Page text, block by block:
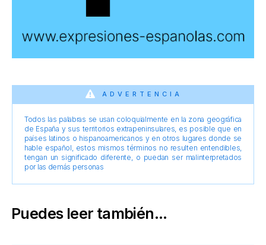
ADVERTENCIA
Todos las palabras se usan coloquialmente en la zona geográfica
de España y sus territorios extrapeninsulares, es posible que en
países latinos o hispanoamericanos y en otros lugares donde se
hable español, estos mismos términos no resulten entendibles,
tengan un significado diferente, o puedan ser malinterpretados
por las demás personas
Puedes leer también...